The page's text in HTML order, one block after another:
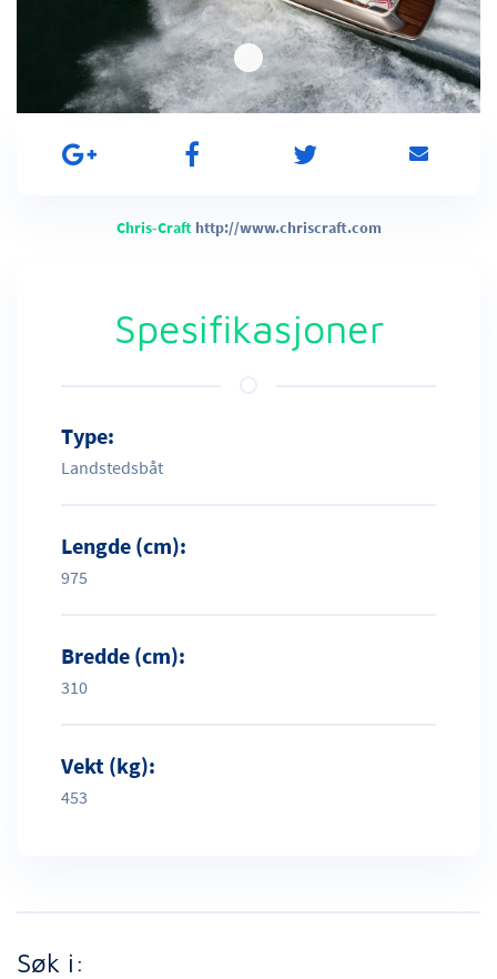
Chris-Craft http://www.chriscraft.com
Spesifikasjoner
Type:
Landstedsbåt
Lengde (cm):
975
Bredde (cm):
310
Vekt (kg):
453
Søk i: